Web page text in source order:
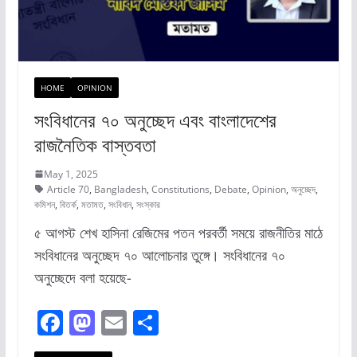
HOME OPINION
সংবিধানের ৭০ অনুচ্ছেদ এবং বাংলাদেশের
রাজনৈতিক বাস্তবতা
May 1, 2025
Article 70, Bangladesh, Constitutions, Debate, Opinion, অনুচ্ছেদ,
কমিশন, বিতর্ক, মতামত, সংবিধান, সংস্কার
৫ আগস্ট শেখ হাসিনা রেজিমের পতন পরবর্তী সময়ে রাজনীতির মাঠে
সংবিধানের অনুচ্ছেদ ৭০ আলোচনার তুঙ্গে। সংবিধানের ৭০
অনুচ্ছেদে বলা হয়েছে-
F
a
M
a
E S